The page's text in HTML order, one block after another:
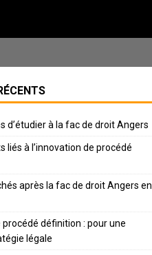
d’étudier à la fac de droit Angers
liés à l’innovation de procédé
après la fac de droit Angers en
procédé définition : pour une
légale